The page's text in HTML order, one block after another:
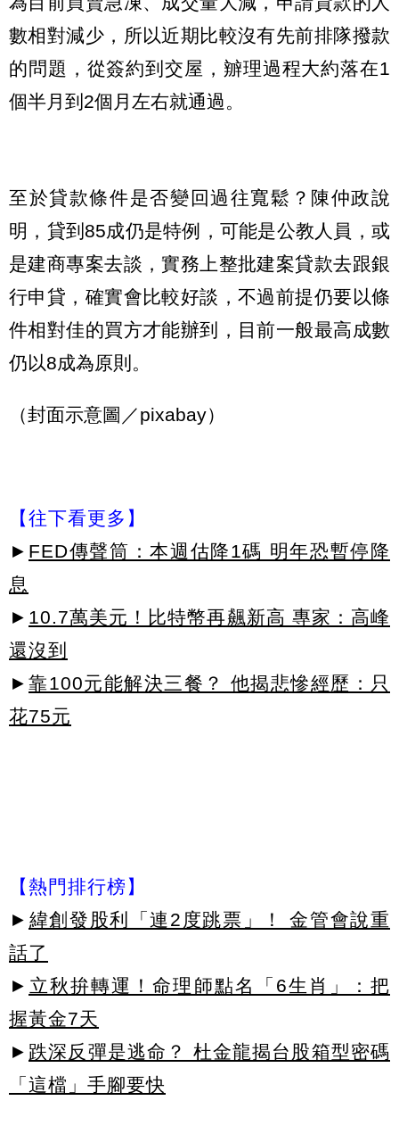
數相對減少，所以近期比較沒有先前排隊撥款
的問題，從簽約到交屋，辧理過程大約落在1
個半月到2個月左右就通過。
至於貸款條件是否變回過往寬鬆？陳仲政說
明，貸到85成仍是特例，可能是公教人員，或
是建商專案去談，實務上整批建案貸款去跟銀
行申貸，確實會比較好談，不過前提仍要以條
件相對佳的買方才能辦到，目前一般最高成數
仍以8成為原則。
（封面示意圖／pixabay）
【往下看更多】
► FED傳聲筒：本週估降1碼 明年恐暫停降
息
► 10.7萬美元！比特幣再飆新高 專家：高峰
還沒到
► 靠100元能解決三餐？ 他揭悲慘經歷：只
花75元
【熱門排行榜】
► 緯創發股利「連2度跳票」！ 金管會說重
話了
► 立秋拚轉運！命理師點名「6生肖」：把
握黃金7天
► 跌深反彈是逃命？ 杜金龍揭台股箱型密碼
「這檔」手腳要快